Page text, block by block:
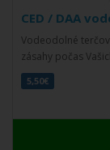
CED / DAA
Vodeodolné
zásahy počas
5,50€